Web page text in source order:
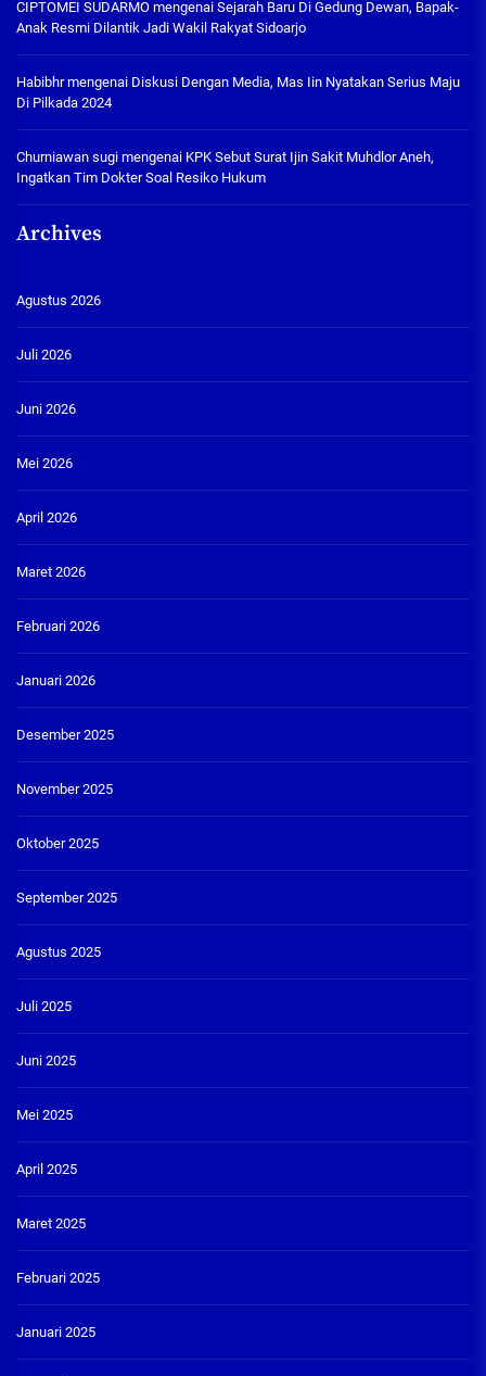
CIPTOMEI SUDARMO mengenai Sejarah Baru Di Gedung Dewan, Bapak-
Anak Resmi Dilantik Jadi Wakil Rakyat Sidoarjo
Habibhrmengenai Diskusi Dengan Media, Mas Iin Nyatakan Serius Maju
Di Pilkada 2024
Churniawan sugi mengenai KPK Sebut Surat Ijin Sakit Muhdlor Aneh,
Ingatkan Tim Dokter Soal Resiko Hukum
Archives
Agustus 2026
Juli 2026
Juni 2026
Mei 2026
April 2026
Maret 2026
Februari 2026
Januari 2026
Desember 2025
November 2025
Oktober 2025
September 2025
Agustus 2025
Juli 2025
Juni 2025
Mei 2025
April 2025
Maret 2025
Februari 2025
Januari 2025